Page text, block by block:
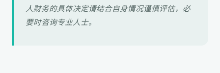
人财务的具体决定请结合自身情况谨慎评估，必
要时咨询专业人士。